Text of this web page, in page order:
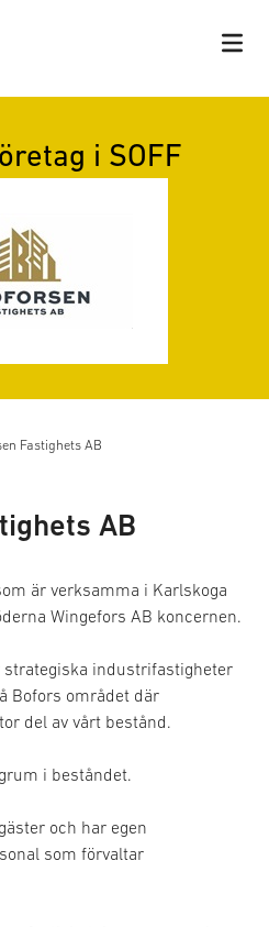
i SOFF
Fastighets AB
AB
är verksamma i Karlskoga
Wingefors AB koncernen.
strategiska industrifastigheter
Bofors området där
del av vårt bestånd.
i beståndet.
och har egen
som förvaltar